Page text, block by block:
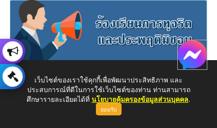
เว็บไซต์ของเราใช้คุกกี้เพื่อพัฒนาประสิทธิภาพ และ
ประสบการณ์ที่ดีในการใช้เว็บไซต์ของท่าน ท่านสามารถ
ศึกษารายละเอียดได้ที่ นโยบายคุ้มครองข้อมูลส่วนบุคคล.
ยอมรับ